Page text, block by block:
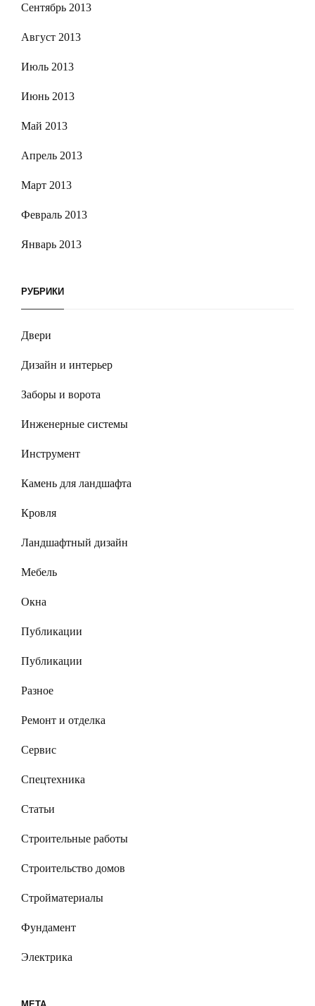
Сентябрь 2013
Август 2013
Июль 2013
Июнь 2013
Май 2013
Апрель 2013
Март 2013
Февраль 2013
Январь 2013
РУБРИКИ
Двери
Дизайн и интерьер
Заборы и ворота
Инженерные системы
Инструмент
Камень для ландшафта
Кровля
Ландшафтный дизайн
Мебель
Окна
Публикации
Публикации
Разное
Ремонт и отделка
Сервис
Спецтехника
Статьи
Строительные работы
Строительство домов
Стройматериалы
Фундамент
Электрика